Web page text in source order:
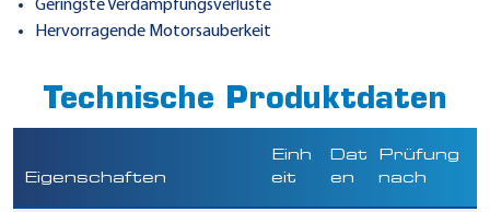
Geringste Verdampfungsverluste
Hervorragende Motorsauberkeit
Technische Produktdaten
Eigenschaften
Einh
eit
Dat
en
Prüfung
nach